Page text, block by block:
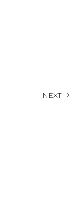
NEXT